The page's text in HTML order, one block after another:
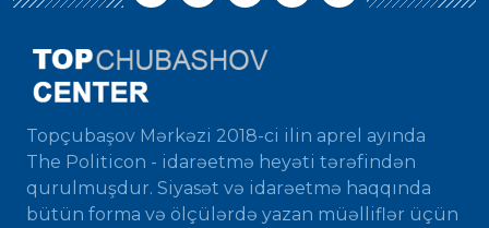
Topçubaşov Mərkəzi 2018-ci ilin aprel ayında
The Politicon - idarəetmə heyəti tərəfindən
qurulmuşdur. Siyasət və idarəetmə haqqında
bütün forma və ölçülərdə yazan müəlliflər üçün